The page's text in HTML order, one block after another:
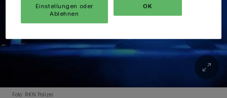
Foto: RKN Polizei
Einstellungen oder
Ablehnen
OK